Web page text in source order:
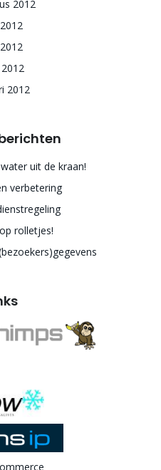
2012
2012
uit de kraan!
verbetering
rolletjes!